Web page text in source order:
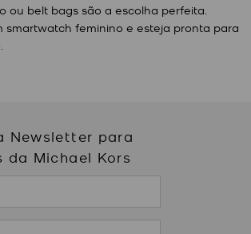
ou belt bags são a escolha perfeita.
smartwatch feminino e esteja pronta para
Newsletter para
da Michael Kors